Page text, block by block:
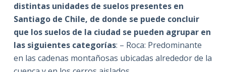
distintas unidades de suelos presentes en
Santiago de Chile, de donde se puede concluir
que los suelos de la ciudad se pueden agrupar en
las siguientes categorías: – Roca: Predominante
en las cadenas montañosas ubicadas alrededor de la